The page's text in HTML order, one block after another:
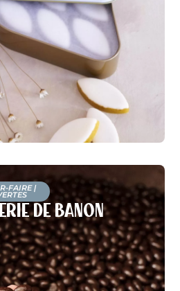
FAIRE|
de Banon